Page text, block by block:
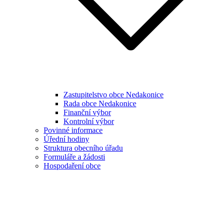
Zastupitelstvo obce Nedakonice
Rada obce Nedakonice
Finanční výbor
Kontrolní výbor
Povinné informace
Úřední hodiny
Struktura obecního úřadu
Formuláře a žádosti
Hospodaření obce